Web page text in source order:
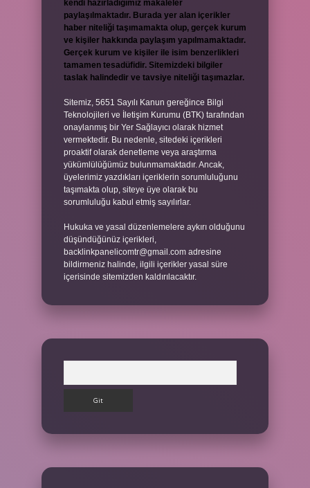
kendi hazırladığımız makaleler
paylaşılmaktadır. Burada yer alan içerikler
haber niteliği taşımamakta olup, gerçek kurum
ve kişiler hakkında paylaşım yapılmamaktadır.
Gerçek kurum ve kişiler ile isim benzerlikleri
tamamen tesadüfidir. Sitemizdeki bilgiler
taslak halindedir ve tavsiye niteliği taşımazlar.
Sitemiz, 5651 Sayılı Kanun gereğince Bilgi
Teknolojileri ve İletişim Kurumu (BTK) tarafından
onaylanmış bir Yer Sağlayıcı olarak hizmet
vermektedir. Bu nedenle, sitedeki içerikleri
proaktif olarak denetleme veya araştırma
yükümlülüğümüz bulunmamaktadır. Ancak,
üyelerimiz yazdıkları içeriklerin sorumluluğunu
taşımakta olup, siteye üye olarak bu
sorumluluğu kabul etmiş sayılırlar.
Hukuka ve yasal düzenlemelere aykırı olduğunu
düşündüğünüz içerikleri,
backlinkpanelicomtr@gmail.com adresine
bildirmeniz halinde, ilgili içerikler yasal süre
içerisinde sitemizden kaldırılacaktır.